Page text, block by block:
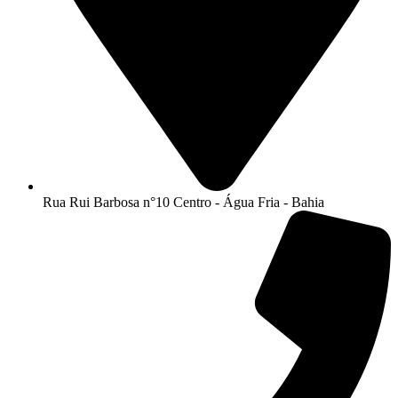
Rua Rui Barbosa n°10 Centro - Água Fria - Bahia